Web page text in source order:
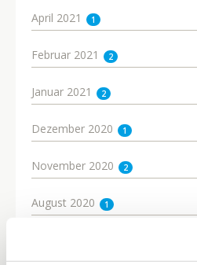
April 2021 1
Februar 2021 2
Januar 2021 2
Dezember 2020 1
November 2020 2
August 2020 1